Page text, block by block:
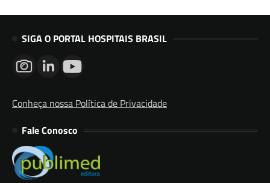
SIGA O PORTAL HOSPITAIS BRASIL
Conheça nossa Política de Privacidade
Fale Conosco